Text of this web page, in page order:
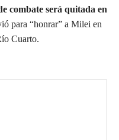
combate será quitada en
para “honrar” a Milei en
Cuarto.